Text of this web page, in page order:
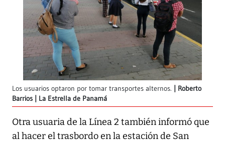
Los usuarios optaron por tomar transportes alternos.
Roberto
Barrios | La Estrella de Panamá
Otra usuaria de la Línea 2 también informó que
al hacer el trasbordo en la estación de San